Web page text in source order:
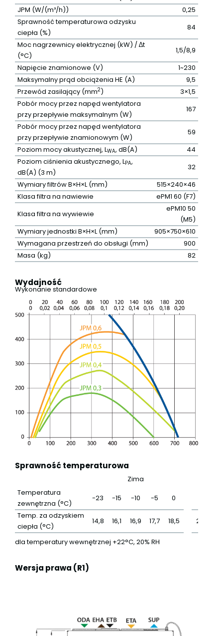
JPM (W/(m³/h))
0,25
Sprawność temperaturowa odzysku
ciepła (%)
84
Moc nagrzewnicy elektrycznej (kW) / ∆t
(°C)
1,5/8,9
Napięcie znamionowe (V)
1~230
Maksymalny prąd obciążenia HE (A)
9,5
Przewód zasilający (mm2)
3×1,5
Pobór mocy przez napęd wentylatora
przy przepływie maksymalnym (W)
167
Pobór mocy przez napęd wentylatora
przy przepływie znamionowym (W)
59
Poziom mocy akustycznej, LWA, dB(A)
44
Poziom ciśnienia akustycznego, LPA,
dB(A) (3 m)
32
Wymiary filtrów B×H×L (mm)
515×240×46
Klasa filtra na nawiewie
ePM1 60 (F7)
Klasa filtra na wywiewie
ePM10 50
(M5)
Wymiary jednostki B×H×L (mm)
905×750×610
Wymagana przestrzeń do obsługi (mm)
900
Masa (kg)
82
Wydajność
Wykonanie standardowe
Sprawność temperaturowa
Zima
Temperatura
zewnętrzna (°C)
-23 -15 -10 -5 0
Temp. za odzyskiem
ciepła (°C)
14,8 16,1 16,9 17,7 18,5 22,5
dla temperatury wewnętrznej +22°C, 20% RH
Wersja prawa (R1)